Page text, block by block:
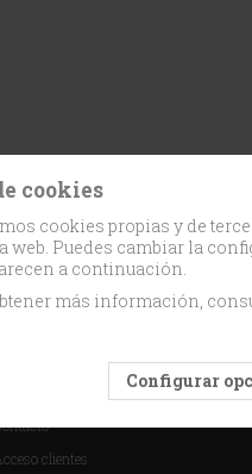
clientes
cookies
cookies propias y de
web. Puedes cambiar la
a continuación.
más información,
Configurar